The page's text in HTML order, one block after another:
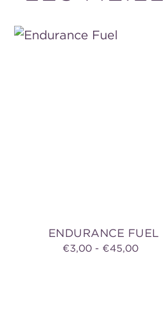
Endurance
ENDURANCE FUEL
Prix
€3,00 - €45,00